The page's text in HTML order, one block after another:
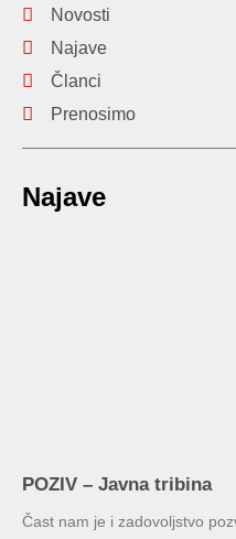
Novosti
Najave
Članci
Prenosimo
Najave
POZIV – Javna tribina
Čast nam je i zadovoljstvo